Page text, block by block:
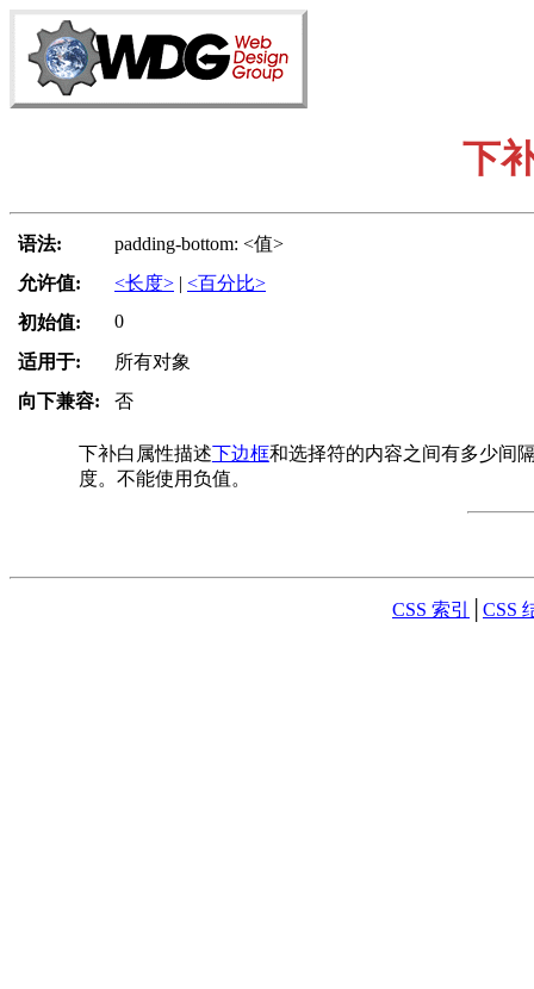
下
语法:
padding-bottom: <值>
允许值:
<长度> | <百分比>
初始值:
0
适用于:
所有对象
向下兼容:
否
下补白属性描述下边框和选择符的内容之间有多少间
度。不能使用负值。
CSS 索引 CSS